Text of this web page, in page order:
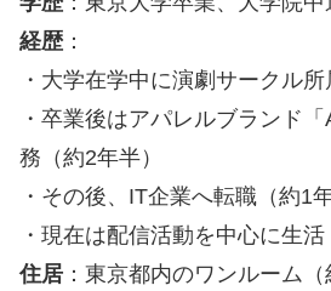
経歴 ：
・大学在学中に演劇サークル所
・卒業後はアパレルブランド
務（約2年半）
・その後、IT企業へ転職（約1年
・現在は配信活動を中心に生活
住居 ：東京都内のワンルーム